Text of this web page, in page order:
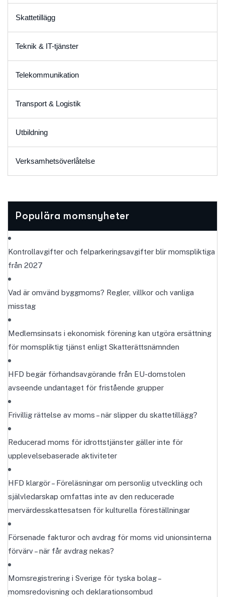
Skattetillägg
Teknik & IT-tjänster
Telekommunikation
Transport & Logistik
Utbildning
Verksamhetsöverlåtelse
Populära momsnyheter
Kontrollavgifter och felparkeringsavgifter blir momspliktiga
från 2027
Vad är omvänd byggmoms? Regler, villkor och vanliga
misstag
Medlemsinsats i ekonomisk förening kan utgöra ersättning
för momspliktig tjänst enligt Skatterättsnämnden
HFD begär förhandsavgörande från EU-domstolen
avseende undantaget för fristående grupper
Frivillig rättelse av moms – när slipper du skattetillägg?
Reducerad moms för idrottstjänster gäller inte för
upplevelsebaserade aktiviteter
HFD klargör – Föreläsningar om personlig utveckling och
självledarskap omfattas inte av den reducerade
mervärdesskattesatsen för kulturella föreställningar
Försenade fakturor och avdrag för moms vid unionsinterna
förvärv – när får avdrag nekas?
Momsregistrering i Sverige för tyska bolag –
momsredovisning och deklarationsombud